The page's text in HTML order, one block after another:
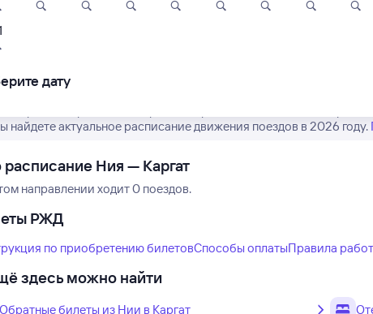
Нет рейсов по
время отправления и прибытия рейсов РЖД из Нии в Каргат.
найдете актуальное расписание движения поездов в 2026 году.
расписание Ния — Каргат
направлении ходит 0 поездов.
РЖД
по приобретению билетовСпособы оплатыПравила
здесь можно найти
Обратные билеты из Нии в Каргат
дату